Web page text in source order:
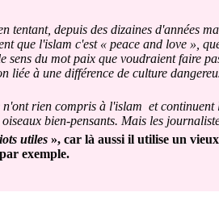
tentant, depuis des dizaines d'années
que l'islam c'est « peace and love »,
du mot paix que voudraient faire
à une différence de culture
rien compris à l'islam et continuent
bien-pensants. Mais les
utiles», car là aussi il utilise un
exemple.